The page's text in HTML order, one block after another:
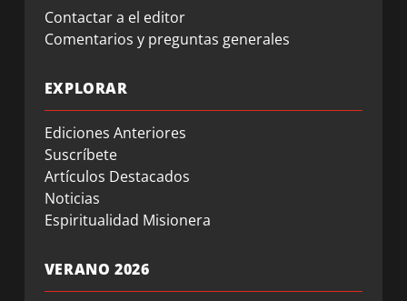
Contactar a el editor
Comentarios y preguntas generales
EXPLORAR
Ediciones Anteriores
Suscríbete
Artículos Destacados
Noticias
Espiritualidad Misionera
VERANO 2026